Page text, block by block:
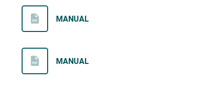
MANUAL
MANUAL